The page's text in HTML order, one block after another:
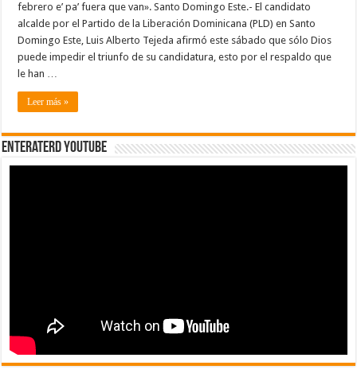
febrero e’ pa’ fuera que van». Santo Domingo Este.- El candidato
alcalde por el Partido de la Liberación Dominicana (PLD) en Santo
Domingo Este, Luis Alberto Tejeda afirmó este sábado que sólo Dios
puede impedir el triunfo de su candidatura, esto por el respaldo que
le han …
Leer más »
EnterateRD YOUTUBE